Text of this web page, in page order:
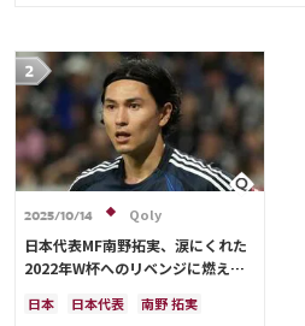
2025/10/14 Qoly
日本代表MF南野拓実、涙にくれた
2022年W杯へのリベンジに燃える
ー人生をかけた戦い」
日本 日本代表
南野 拓実